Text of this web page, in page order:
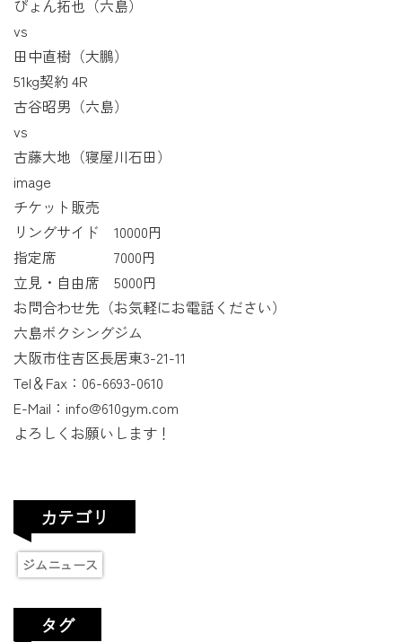
ぴょん拓也（六島）
vs
田中直樹（大鵬）
51kg契約 4R
古谷昭男（六島）
vs
古藤大地（寝屋川石田）
image
チケット販売
リングサイド 10000円
指定席 7000円
立見・自由席 5000円
お問合わせ先（お気軽にお電話ください）
六島ボクシングジム
大阪市住吉区長居東3-21-11
Tel＆Fax：06-6693-0610
E-Mail：info@610gym.com
よろしくお願いします！
カテゴリ
ジムニュース
タグ